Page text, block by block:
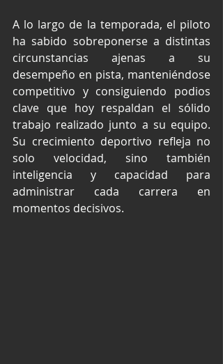
A lo largo de la temporada, el piloto
ha sabido sobreponerse a distintas
circunstancias ajenas a su
desempeño en pista, manteniéndose
competitivo y consiguiendo podios
clave que hoy respaldan el sólido
trabajo realizado junto a su equipo.
Su crecimiento deportivo refleja no
solo velocidad, sino también
inteligencia y capacidad para
administrar cada carrera en
momentos decisivos.